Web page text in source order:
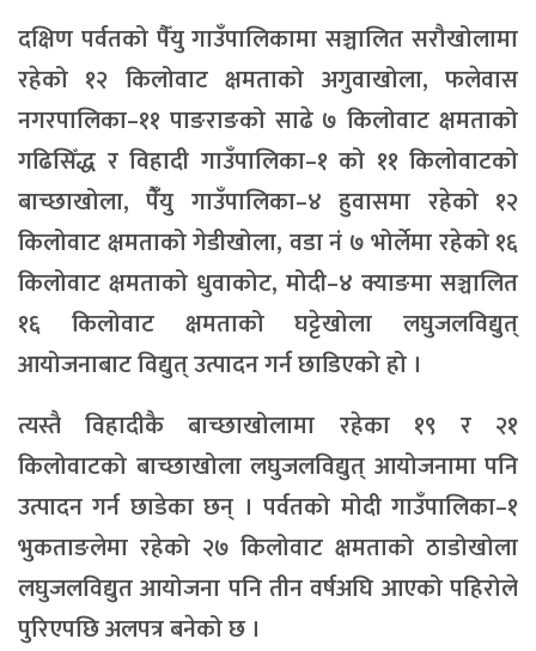
दक्षिण पर्वतको पैँंयु गाउँपालिकामा सञ्चालित सरौखोलामा
रहेको १२ किलोवाट क्षमताको अगुवाखोला, फलेवास
नगरपालिका–११ पाङराङको साढे ७ किलोवाट क्षमताको
गढिसिँद्ध र विहादी गाउँपालिका–१ को ११ किलोवाटको
बाच्छाखोला, पैंँयु गाउँपालिका–४ हुवासमा रहेको १२
किलोवाट क्षमताको गेडीखोला, वडा नं ७ भोर्लेमा रहेको १६
किलोवाट क्षमताको धुवाकोट, मोदी–४ क्याङमा सञ्चालित
१६ किलोवाट क्षमताको घट्टेखोला लघुजलविद्युत्
आयोजनाबाट विद्युत् उत्पादन गर्न छाडिएको हो ।
त्यस्तै विहादीकै बाच्छाखोलामा रहेका १९ र २१
किलोवाटको बाच्छाखोला लघुजलविद्युत् आयोजनामा पनि
उत्पादन गर्न छाडेका छन् । पर्वतको मोदी गाउँपालिका–१
भुकताङलेमा रहेको २७ किलोवाट क्षमताको ठाडोखोला
लघुजलविद्युत आयोजना पनि तीन वर्षअघि आएको पहिरोले
पुरिएपछि अलपत्र बनेको छ ।